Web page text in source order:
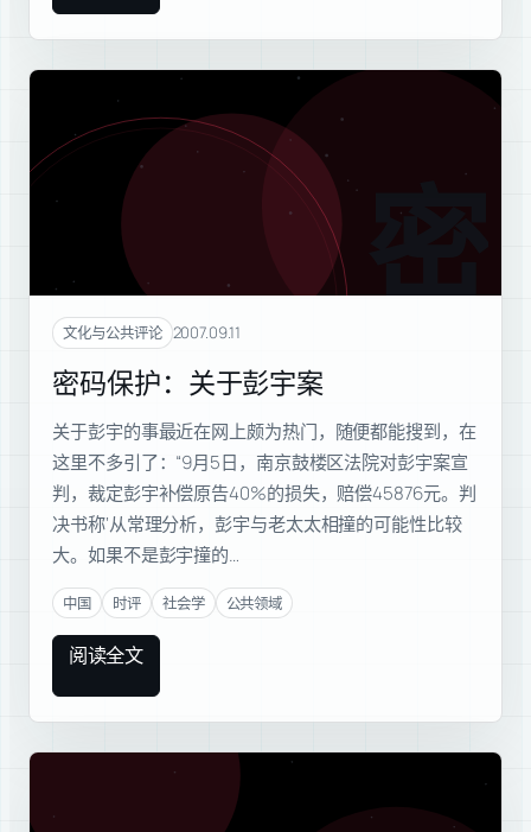
密码
文化与公共评论 2007.09.11
密码保护：关于彭宇案
关于彭宇的事最近在网上颇为热门，随便都能搜到，在
这里不多引了：“9月5日，南京鼓楼区法院对彭宇案宣
判，裁定彭宇补偿原告40%的损失，赔偿45876元。判
决书称‘从常理分析，彭宇与老太太相撞的可能性比较
大。如果不是彭宇撞的…
中国 时评 社会学 公共领域
阅读全文